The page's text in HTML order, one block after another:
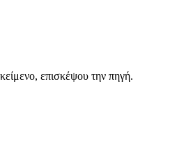
επισκέψου την πηγή.